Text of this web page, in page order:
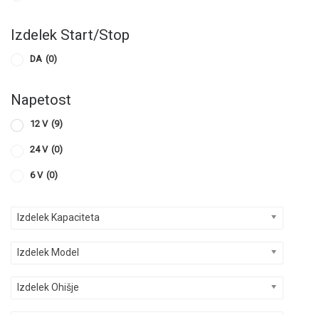
Izdelek Start/Stop
DA (0)
Napetost
12 V (9)
24 V (0)
6 V (0)
Izdelek Kapaciteta
Izdelek Model
Izdelek Ohišje